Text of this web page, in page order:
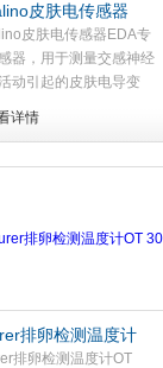
皮肤电传感器
皮肤电传感器EDA专
器，用于测量交感神经
动引起的皮肤电导变
导联电极电缆作•增
详情
排卵检测温度计
排卵检测温度计OT